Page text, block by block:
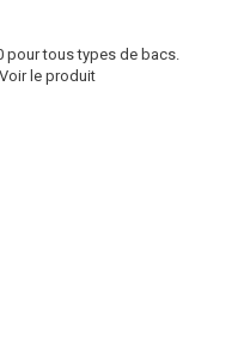
tous types de bacs.
Voir le produit